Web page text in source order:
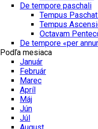
De tempore paschali
Tempus
Tempus
Octavam
De tempore «per
Podľa mesiaca
Január
Február
Marec
Apríl
Máj
Jún
Júl